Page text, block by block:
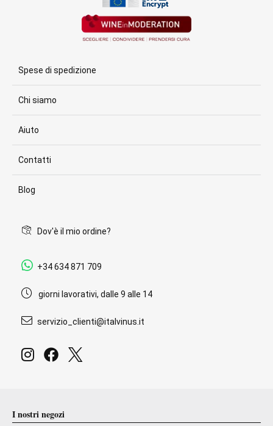
Spese di spedizione
Chi siamo
Aiuto
Contatti
Blog
Dov'è il mio ordine?
+34 634 871 709
giorni lavorativi, dalle 9 alle 14
servizio_clienti@italvinus.it
I nostri negozi